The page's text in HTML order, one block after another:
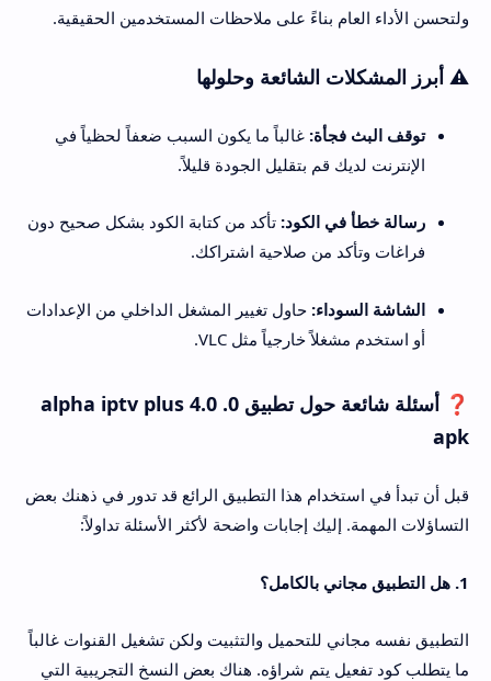
ولتحسن الأداء العام بناءً على ملاحظات المستخدمين الحقيقية.
⚠️ أبرز المشكلات الشائعة وحلولها
توقف البث فجأة: غالباً ما يكون السبب ضعفاً لحظياً في
الإنترنت لديك قم بتقليل الجودة قليلاً.
رسالة خطأ في الكود: تأكد من كتابة الكود بشكل صحيح دون
فراغات وتأكد من صلاحية اشتراكك.
الشاشة السوداء: حاول تغيير المشغل الداخلي من الإعدادات
أو استخدم مشغلاً خارجياً مثل VLC.
❓ أسئلة شائعة حول تطبيق alpha iptv plus 4.0 .0
apk
قبل أن تبدأ في استخدام هذا التطبيق الرائع قد تدور في ذهنك بعض
التساؤلات المهمة. إليك إجابات واضحة لأكثر الأسئلة تداولاً:
1. هل التطبيق مجاني بالكامل؟
التطبيق نفسه مجاني للتحميل والتثبيت ولكن تشغيل القنوات غالباً
ما يتطلب كود تفعيل يتم شراؤه. هناك بعض النسخ التجريبية التي